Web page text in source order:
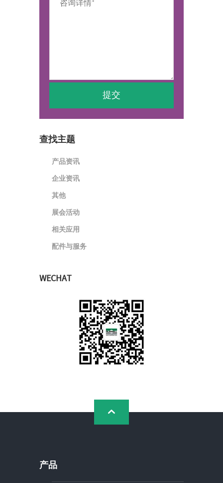
查找主题
产品资讯
企业资讯
其他
展会活动
相关应用
配件与服务
WECHAT
产品